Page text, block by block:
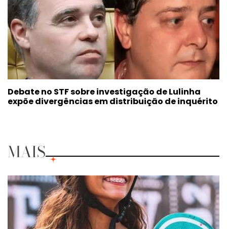
Debate no STF sobre investigação de Lulinha
expõe divergências em distribuição de inquérito
MAIS